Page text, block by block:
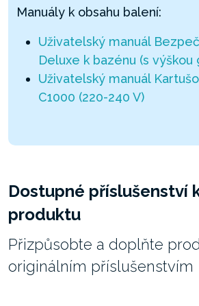
Manuály k obsahu balení:
Uživatelský manuál
Deluxe k bazénu (s výškou
Uživatelský manuál
C1000 (220-240 V)
Dostupné příslušenství
produktu
Přizpůsobte a doplňte
originálním příslušenstvím